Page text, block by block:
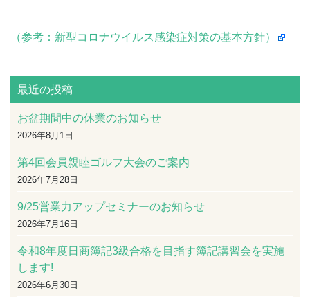
（参考：新型コロナウイルス感染症対策の基本方針）
最近の投稿
お盆期間中の休業のお知らせ
2026年8月1日
第4回会員親睦ゴルフ大会のご案内
2026年7月28日
9/25営業力アップセミナーのお知らせ
2026年7月16日
令和8年度日商簿記3級合格を目指す簿記講習会を実施
します!
2026年6月30日